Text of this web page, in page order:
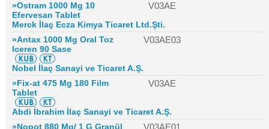
»Ostram 1000 Mg 10
Efervesan Tablet
V03AE
Merck İlaç Ecza Kimya Ticaret Ltd.Şti.
»Antax 1000 Mg Oral Toz
Iceren 90 Sase
V03AE03
Nobel İlaç Sanayi ve Ticaret A.Ş.
»Fix-at 475 Mg 180 Film
Tablet
V03AE
Abdi İbrahim İlaç Sanayi ve Ticaret A.Ş.
»Nopot 880 Mg/ 1 G Granül
V03AE01